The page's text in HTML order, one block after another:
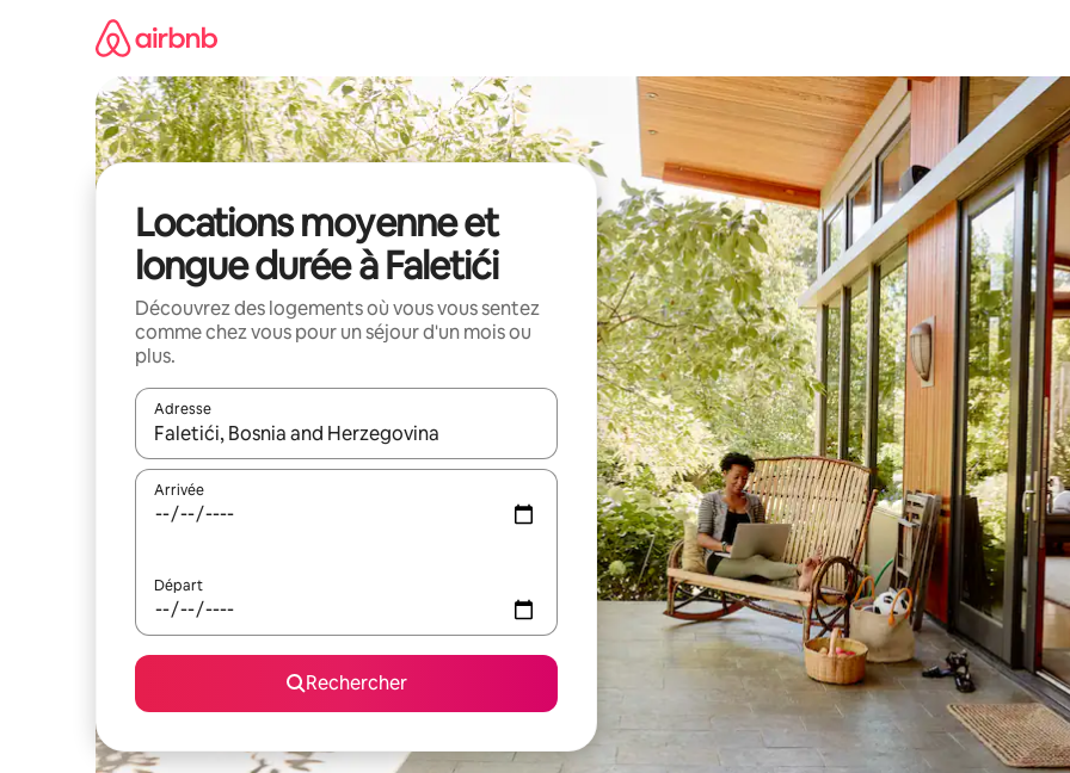
Locations moyenne et
longue durée à Faletići
Découvrez des logements où vous vous sentez
comme chez vous pour un séjour d'un mois ou
plus.
Adresse
Lorsque les résultats s'affichent, utilisez les flèches vers le haut et vers le bas pour les parcourir ou en appuyant et en
Arrivée
Départ
Rechercher